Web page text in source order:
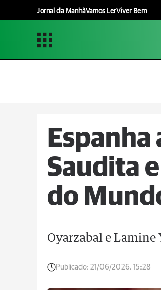
Jornal da ManhãVamos LerViver Bem
Saudita
do
Oyarzabal e Lamine
Publicado: 21/06/2026, 15:28